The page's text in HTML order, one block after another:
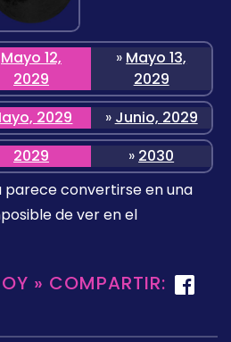
Mayo 12,
2029
» Mayo 13,
2029
2029 » Junio, 2029
2029 » 2030
parece convertirse en una
de ver en el
» COMPARTIR: